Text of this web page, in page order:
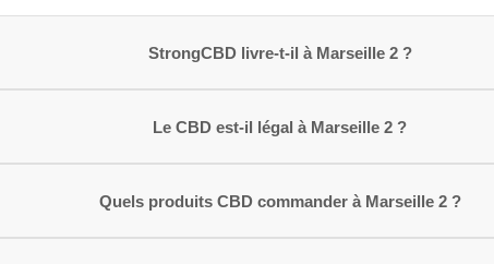
StrongCBD livre-t-il à Marseille 2 ?
Le CBD est-il légal à Marseille 2 ?
Quels produits CBD commander à Marseille 2 ?